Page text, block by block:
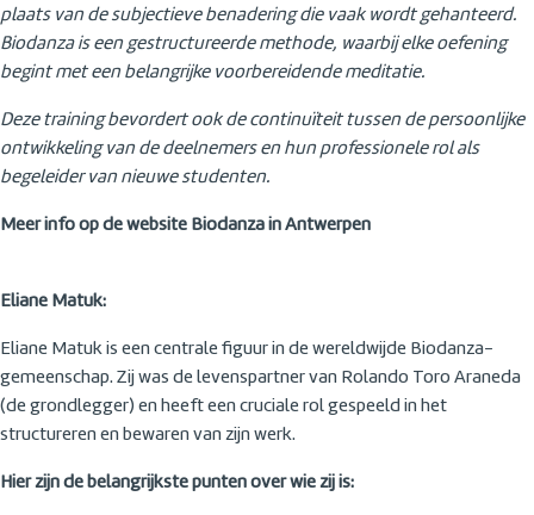
plaats van de subjectieve benadering die vaak wordt gehanteerd.
Biodanza is een gestructureerde methode, waarbij elke oefening
begint met een belangrijke voorbereidende meditatie.
Deze training bevordert ook de continuïteit tussen de persoonlijke
ontwikkeling van de deelnemers en hun professionele rol als
begeleider van nieuwe studenten.
Meer info op de website Biodanza in Antwerpen
Eliane Matuk:
Eliane Matuk is een centrale figuur in de wereldwijde Biodanza-
gemeenschap. Zij was de levenspartner van Rolando Toro Araneda
(de grondlegger) en heeft een cruciale rol gespeeld in het
structureren en bewaren van zijn werk.
Hier zijn de belangrijkste punten over wie zij is: